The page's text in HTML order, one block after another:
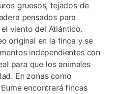
gruesos, tejados de
pensados para
viento del Atlántico.
original en la finca y se
independientes con
para que los animales
En zonas como
encontrará fincas